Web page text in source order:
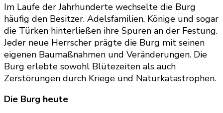
Im Laufe der Jahrhunderte wechselte die Burg
häufig den Besitzer. Adelsfamilien, Könige und sogar
die Türken hinterließen ihre Spuren an der Festung.
Jeder neue Herrscher prägte die Burg mit seinen
eigenen Baumaßnahmen und Veränderungen. Die
Burg erlebte sowohl Blütezeiten als auch
Zerstörungen durch Kriege und Naturkatastrophen.
Die Burg heute